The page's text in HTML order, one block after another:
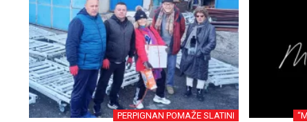
PERPIGNAN POMAŽE SLATINI